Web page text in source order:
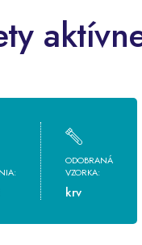
ODOBRANÁ
VZORKA:
krv